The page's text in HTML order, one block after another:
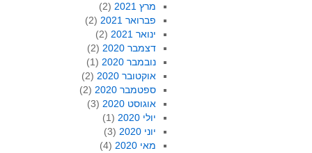
מרץ 2021
(2)
פברואר 2021
(2)
ינואר 2021
(2)
דצמבר 2020
(2)
נובמבר 2020
(1)
אוקטובר 2020
(2)
ספטמבר 2020
(2)
אוגוסט 2020
(3)
יולי 2020
(1)
יוני 2020
(3)
מאי 2020
(4)